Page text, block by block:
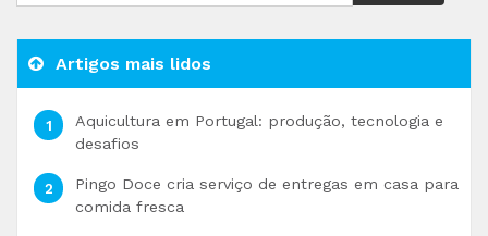
Artigos mais lidos
Aquicultura em Portugal: produção, tecnologia e
desafios
Pingo Doce cria serviço de entregas em casa para
comida fresca